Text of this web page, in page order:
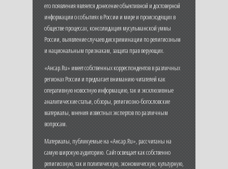
его появления является донесение объективной и достоверной
информации о событиях в России и мире и происходящих в
обществе процессах, консолидация мусульманской уммы
России, выявление случаев дискриминации по религиозным
и национальным признакам, защита прав верующих.
«Ансар.Ru» имеет собственных корреспондентов в различных
регионах России и предлагает вниманию читателей как
оперативную новостную информацию, так и эксклюзивные
аналитические статьи, обзоры, религиозно-богословские
материалы, мнения известных экспертов по различным
вопросам.
Материалы, публикуемые на «Ансар.Ru», рассчитаны на
самую широкую аудиторию. Сайт освещает как собственно
религиозную, так и политическую, экономическую, культурную,